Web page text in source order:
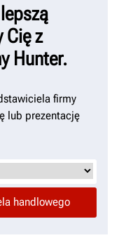
Cię z
Hunter.
firmy
lub prezentację